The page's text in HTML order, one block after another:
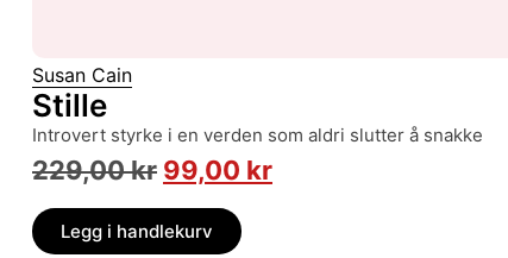
Susan Cain
Stille
introvert styrke i en verden som aldri slutter å snakke
229,00kr 99,00 kr
Legg i handlekurv